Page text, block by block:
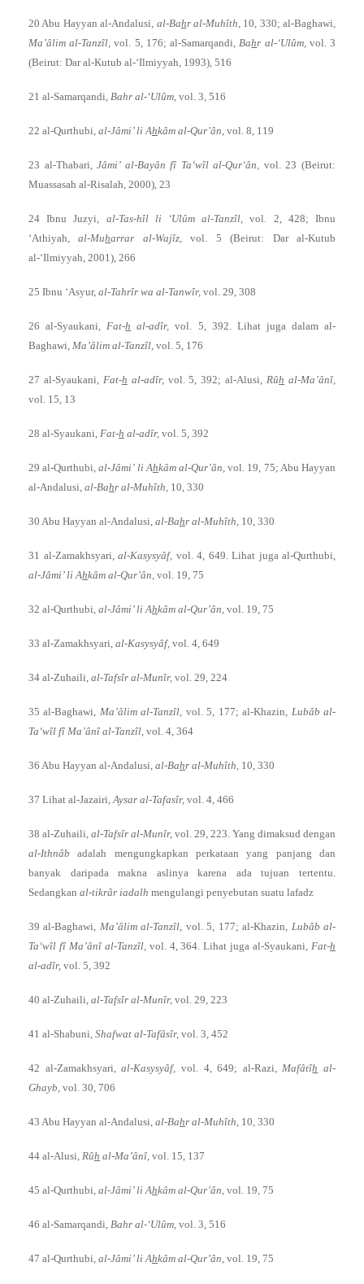
20 Abu Hayyan al-Andalusi, al-Bahr al-Muhîth, 10, 330; al-Baghawi,
Ma’âlim al-Tanzîl,vol. 5, 176; al-Samarqandi, Bahr al-‘Ulûm, vol. 3
(Beirut: Dar al-Kutub al-‘Ilmiyyah, 1993), 516
21 al-Samarqandi, Bahr al-‘Ulûm, vol. 3, 516
22 al-Qurthubi, al-Jâmi’ li Ahkâm al-Qur’ân, vol. 8, 119
23 al-Thabari,Jâmi’ al-Bayân fî Ta‘wîl al-Qur‘ân, vol. 23 (Beirut:
Muassasah al-Risalah, 2000), 23
24 Ibnu Juzyi, al-Tas-hîl li ‘Ulûm al-Tanzîl,vol. 2, 428; Ibnu
‘Athiyah,al-Muharrar al-Wajîz,vol. 5 (Beirut: Dar al-Kutub
al-‘Ilmiyyah, 2001), 266
25 Ibnu ‘Asyur, al-Tahrîr wa al-Tanwîr, vol. 29, 308
26 al-Syaukani, Fat-h al-adîr,vol. 5, 392. Lihat juga dalam al-
Baghawi, Ma’âlim al-Tanzîl, vol. 5, 176
27 al-Syaukani, Fat-h al-adîr, vol. 5, 392; al-Alusi, Rûh al-Ma’ânî,
vol. 15, 13
28 al-Syaukani, Fat-h al-adîr, vol. 5, 392
29 al-Qurthubi,al-Jâmi’ li Ahkâm al-Qur’ân,vol. 19, 75; Abu Hayyan
al-Andalusi, al-Bahr al-Muhîth, 10, 330
30 Abu Hayyan al-Andalusi, al-Bahr al-Muhîth, 10, 330
31 al-Zamakhsyari, al-Kasysyâf, vol. 4, 649. Lihat juga al-Qurthubi,
al-Jâmi’ li Ahkâm al-Qur’ân, vol. 19, 75
32 al-Qurthubi, al-Jâmi’ li Ahkâm al-Qur’ân, vol. 19, 75
33 al-Zamakhsyari, al-Kasysyâf, vol. 4, 649
34 al-Zuhaili, al-Tafsîr al-Munîr, vol. 29, 224
35 al-Baghawi, Ma’âlim al-Tanzîl, vol. 5, 177; al-Khazin, Lubâb al-
Ta‘wîl fî Ma’ânî al-Tanzîl, vol. 4, 364
36 Abu Hayyan al-Andalusi, al-Bahr al-Muhîth, 10, 330
37 Lihat al-Jazairi, Aysar al-Tafasîr, vol. 4, 466
38 al-Zuhaili, al-Tafsîr al-Munîr, vol. 29, 223. Yang dimaksud dengan
al-Ithnâb adalah mengungkapkan perkataan yang panjang dan
banyak daripada makna aslinya karena ada tujuan tertentu.
Sedangkan al-tikrâr iadalh mengulangi penyebutan suatu lafadz
39 al-Baghawi, Ma’âlim al-Tanzîl, vol. 5, 177; al-Khazin, Lubâb al-
Ta‘wîl fî Ma’ânî al-Tanzîl, vol. 4, 364. Lihat juga al-Syaukani, Fat-h
al-adîr, vol. 5, 392
40 al-Zuhaili, al-Tafsîr al-Munîr, vol. 29, 223
41 al-Shabuni, Shafwat al-Tafâsîr, vol. 3, 452
42 al-Zamakhsyari,al-Kasysyâf, vol. 4, 649; al-Razi, Mafâtîh al-
Ghayb, vol. 30, 706
43 Abu Hayyan al-Andalusi, al-Bahr al-Muhîth, 10, 330
44 al-Alusi, Rûh al-Ma’ânî, vol. 15, 137
45 al-Qurthubi, al-Jâmi’ li Ahkâm al-Qur’ân, vol. 19, 75
46 al-Samarqandi, Bahr al-‘Ulûm, vol. 3, 516
47 al-Qurthubi, al-Jâmi’ li Ahkâm al-Qur’ân, vol. 19, 75